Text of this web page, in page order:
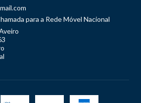
para a Rede Móvel Nacional